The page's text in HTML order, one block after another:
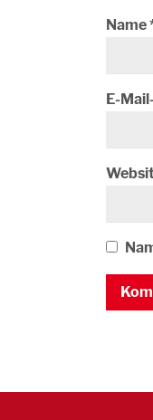
Name
E-